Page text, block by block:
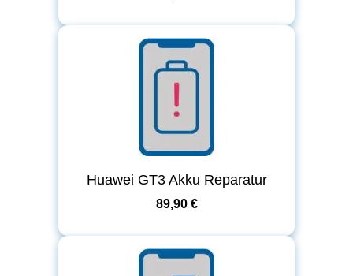
Huawei GT3 Akku Reparatur
89,90 €